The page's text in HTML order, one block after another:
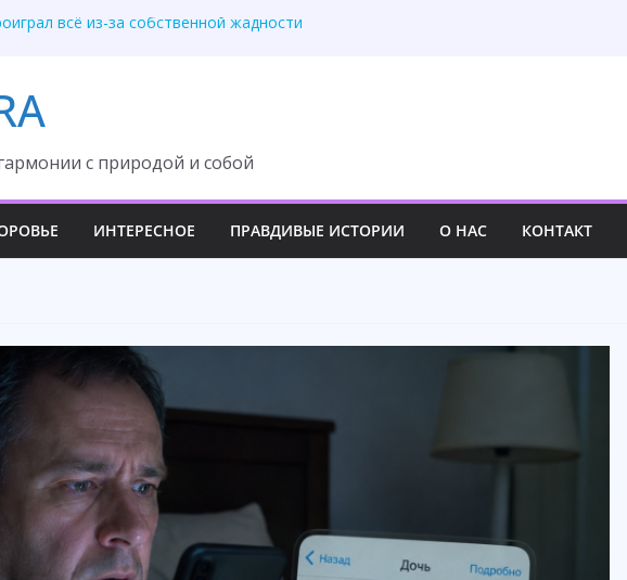
всё из-за собственной жадности
постоянно нас доила! – заявила
замуж за мусульманина и уехала
с природой и собой
ИНТЕРЕСНОЕ ПРАВДИВЫЕ ИСТОРИИ О НАС КОНТАКТ